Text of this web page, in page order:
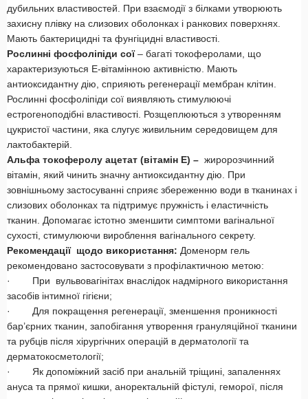
дубильних властивостей. При взаємодії з білками утворюють
захисну плівку на слизових оболонках і ранкових поверхнях.
Мають бактерицидні та фунгіцидні властивості.
Рослинні фосфоліпіди сої– багаті токоферолами, що
характеризуються Е-вітамінною активністю. Мають
антиоксидантну дію, сприяють регенерації мембран клітин.
Рослинні фосфоліпіди сої виявляють стимулюючі
естрогеноподібні властивості. Розщеплюються з утворенням
цукристої частини, яка слугує живильним середовищем для
лактобактерій.
Альфа токоферолу ацетат (вітамін Е) – жиророзчинний
вітамін, який чинить значну антиоксидантну дію. При
зовнішньому застосуванні сприяє збереженню води в тканинах і
слизових оболонках та підтримує пружність і еластичність
тканин. Допомагає істотно зменшити симптоми вагінальної
сухості, стимулюючи вироблення вагінального секрету.
Рекомендації щодо використання: Доменорм гель
рекомендовано застосовувати з профілактичною метою:
· При вульвовагінітах внаслідок надмірного використання
засобів інтимної гігієни;
· Для покращення регенерації, зменшення проникності
бар’єрних тканин, запобігання утворення грануляційної тканини
та рубців після хірургічних операцій в дерматології та
дерматокосметології;
· Як допоміжний засіб при анальній тріщині, запаленнях
ануса та прямої кишки, аноректальній фістулі, геморої, після